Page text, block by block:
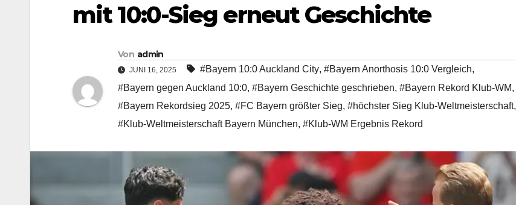
mit 10:0-Sieg erneut Geschichte
Von admin
JUNI 16, 2025 #Bayern 10:0 Auckland City, #Bayern Anorthosis 10:0 Vergleich,
#Bayern gegen Auckland 10:0, #Bayern Geschichte geschrieben, #Bayern Rekord Klub-WM,
#Bayern Rekordsieg 2025, #FC Bayern größter Sieg, #höchster Sieg Klub-Weltmeisterschaft,
#Klub-Weltmeisterschaft Bayern München, #Klub-WM Ergebnis Rekord